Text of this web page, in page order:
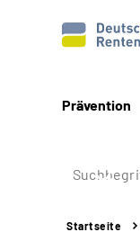
Prävention
Startseite